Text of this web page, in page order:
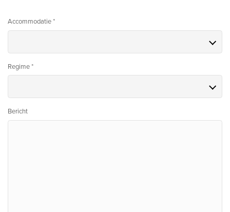
Accommodatie *
Regime *
Bericht